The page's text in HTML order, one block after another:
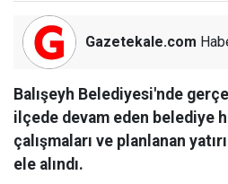
Gazetekale.com
Balışeyh Belediyesi'nde
ilçede devam eden belediye
çalışmaları ve planlanan
ele alındı.